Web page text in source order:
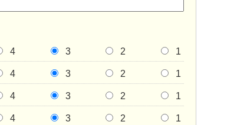
4 3 2 1
4 3 2 1
4 3 2 1
4 3 2 1